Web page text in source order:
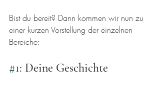
Bist du bereit? Dann kommen wir nun zu
einer kurzen Vorstellung der einzelnen
Bereiche:
#1: Deine Geschichte